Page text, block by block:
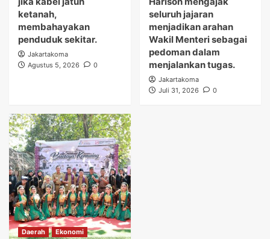
ketanah,
membahayakan
penduduk sekitar.
Jakartakoma
Agustus 5, 2026
0
seluruh jajaran
menjadikan arahan
Wakil Menteri sebagai
pedoman dalam
menjalankan tugas.
Jakartakoma
Juli 31, 2026
0
Daerah Ekonomi